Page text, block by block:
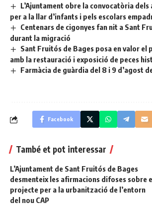
L’Ajuntament obre la convocatòria
per a la llar d’infants i pels escolars
Centenars de cigonyes fan nit a Sant
durant la migració
Sant Fruitós de Bages posa en valor
amb la restauració i exposició de peces
Farmàcia de guàrdia del 8 i 9 d’agost
Facebook
També et pot interessar
L’Ajuntament de Sant Fruitós de Bages
desmenteix les afirmacions difoses sobre el
projecte per a la urbanització de l’entorn
del nou CAP